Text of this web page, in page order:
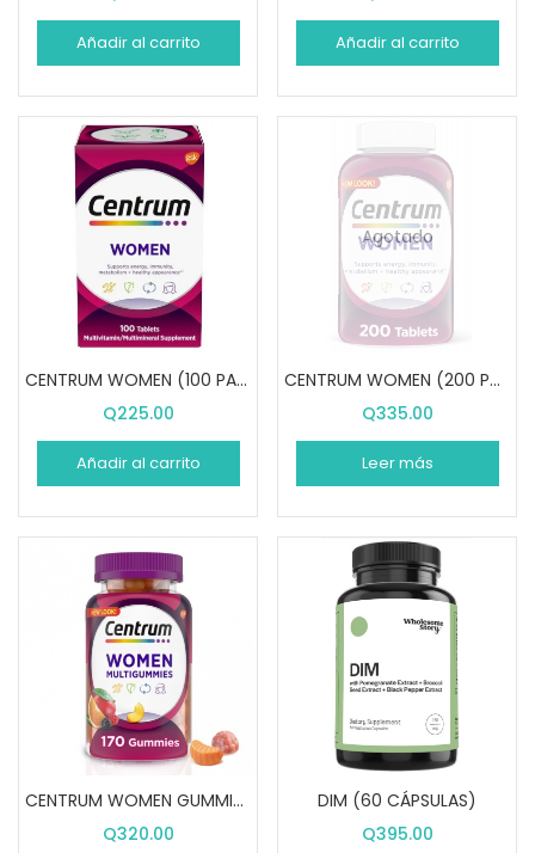
Añadir al carrito Añadir al carrito
CENTRUM WOMEN (100 PASTILLAS)
Q225.00
Añadir al carrito
Agotado
CENTRUM WOMEN (200 PASTILLAS)
Q335.00
Leer más
CENTRUM WOMEN GUMMIES (170 GOMITAS)
Q320.00
DIM (60 CÁPSULAS)
Q395.00